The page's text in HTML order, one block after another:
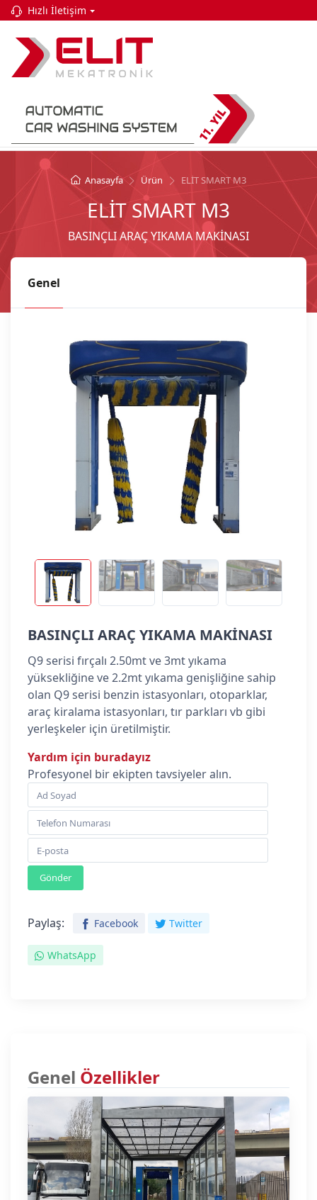
Hızlı İletişim
Anasayfa Ürün ELİT SMART M3
ELİT SMART M3
BASINÇLI ARAÇ YIKAMA MAKİNASI
Genel
BASINÇLI ARAÇ YIKAMA MAKİNASI
Q9 serisi fırçalı 2.50mt ve 3mt yıkama
yüksekliğine ve 2.2mt yıkama genişliğine sahip
olan Q9 serisi benzin istasyonları, otoparklar,
araç kiralama istasyonları, tır parkları vb gibi
yerleşkeler için üretilmiştir.
Yardım için buradayız
Profesyonel bir ekipten tavsiyeler alın.
Gönder
Paylaş: Facebook Twitter
WhatsApp
Genel Özellikler